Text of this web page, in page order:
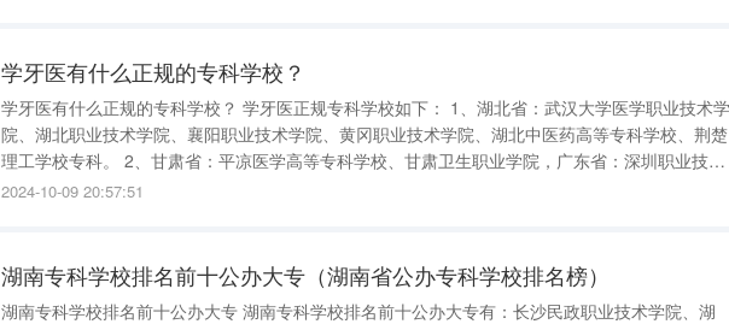
学牙医有什么正规的专科学校？
学牙医有什么正规的专科学校？ 学牙医正规专科学校如下： 1、湖北省：武汉大学医学职业技术学
院、湖北职业技术学院、襄阳职业技术学院、黄冈职业技术学院、湖北中医药高等专科学校、荆楚
理工学校专科。 2、甘肃省：平凉医学高等专科学校、甘肃卫生职业学院，广东省：深圳职业技术
学院、肇庆医学高等专科学校、韶关学院，贵州省：黔东南民族职业技术学院江西省：赣南医学
2024-10-09 20:57:51
湖南专科学校排名前十公办大专（湖南省公办专科学校排名榜）
湖南专科学校排名前十公办大专 湖南专科学校排名前十公办大专有：长沙民政职业技术学院、湖